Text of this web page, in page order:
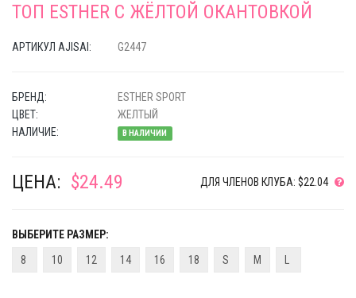
ТОП ESTHER C ЖЁЛТОЙ ОКАНТОВКОЙ
АРТИКУЛ AJISAI: G2447
БРЕНД:
ESTHER SPORT
ЦВЕТ:
ЖЕЛТЫЙ
НАЛИЧИЕ:
В НАЛИЧИИ
ЦЕНА: $24.49 ДЛЯ ЧЛЕНОВ КЛУБА: $22.04
ВЫБЕРИТЕ РАЗМЕР:
8
10 12 14 16 18 S M